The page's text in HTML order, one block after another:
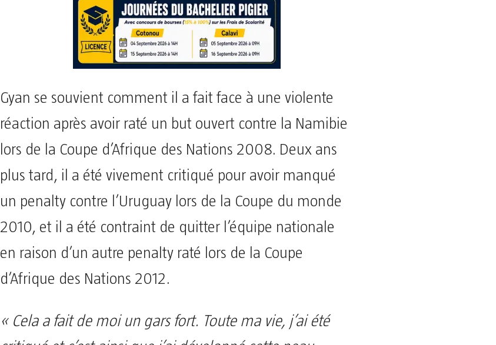
Gyan se souvient comment il a fait face à une violente
réaction après avoir raté un but ouvert contre la Namibie
lors de la Coupe d’Afrique des Nations 2008. Deux ans
plus tard, il a été vivement critiqué pour avoir manqué
un penalty contre l’Uruguay lors de la Coupe du monde
2010, et il a été contraint de quitter l’équipe nationale
en raison d’un autre penalty raté lors de la Coupe
d’Afrique des Nations 2012.
« Cela a fait de moi un gars fort. Toute ma vie, j’ai été